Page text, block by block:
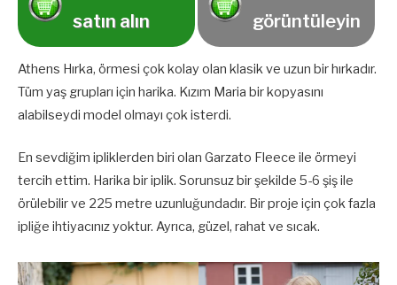
satın alın
görüntüleyin
Athens Hırka, örmesi çok kolay olan klasik ve uzun bir hırkadır.
Tüm yaş grupları için harika. Kızım Maria bir kopyasını
alabilseydi model olmayı çok isterdi.
En sevdiğim ipliklerden biri olan Garzato Fleece ile örmeyi
tercih ettim. Harika bir iplik. Sorunsuz bir şekilde 5-6 şiş ile
örülebilir ve 225 metre uzunluğundadır. Bir proje için çok fazla
ipliğe ihtiyacınız yoktur. Ayrıca, güzel, rahat ve sıcak.